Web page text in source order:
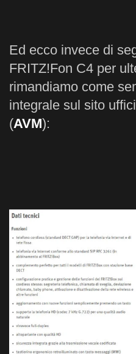
Ed ecco invece di
FRITZ!Fon C4 per
rimandiamo come
integrale sul sito
(AVM):